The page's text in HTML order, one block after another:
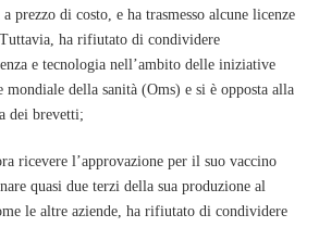
prezzo di costo, e ha trasmesso alcune licenze
ha rifiutato di condividere
e tecnologia nell’ambito delle iniziative
mondiale della sanità (Oms) e si è opposta alla
dei brevetti;
ricevere l’approvazione per il suo vaccino
quasi due terzi della sua produzione al
le altre aziende, ha rifiutato di condividere